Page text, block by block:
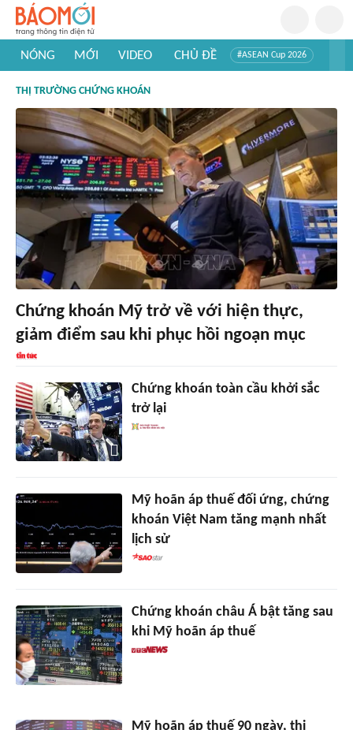
NÓNG MỚI VIDEO CHỦ ĐỀ #ASEAN Cup 2026
#Khám phá thế giới
THỊ TRƯỜNG CHỨNG KHOÁN
Chứng khoán Mỹ trở về với hiện thực,
giảm điểm sau khi phục hồi ngoạn mục
Chứng khoán toàn cầu khởi sắc
trở lại
Mỹ hoãn áp thuế đối ứng, chứng
khoán Việt Nam tăng mạnh nhất
lịch sử
Chứng khoán châu Á bật tăng sau
khi Mỹ hoãn áp thuế
Mỹ hoãn áp thuế 90 ngày, thị